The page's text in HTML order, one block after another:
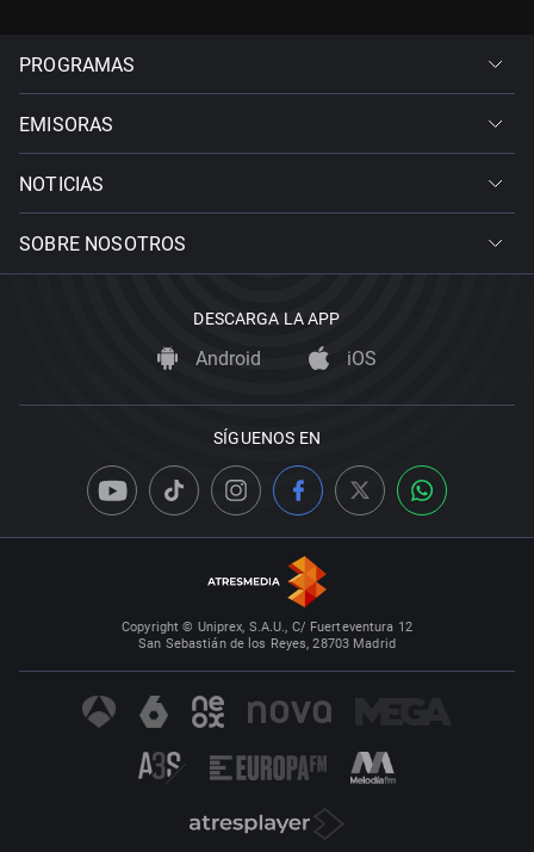
PROGRAMAS
EMISORAS
NOTICIAS
SOBRE NOSOTROS
DESCARGA LA APP
Android iOS
SÍGUENOS EN
Copyright © Uniprex, S.A.U., C/ Fuerteventura 12
San Sebastián de los Reyes, 28703 Madrid